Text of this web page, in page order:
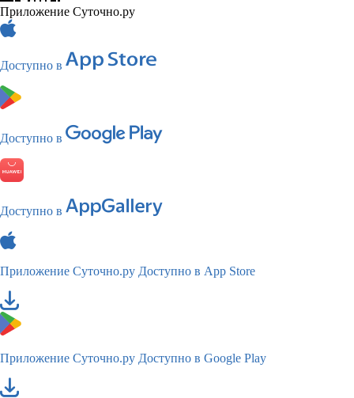
Приложение Суточно.ру
Доступно в
Доступно в
Доступно в
Приложение Суточно.ру Доступно в App Store
Приложение Суточно.ру Доступно в Google Play